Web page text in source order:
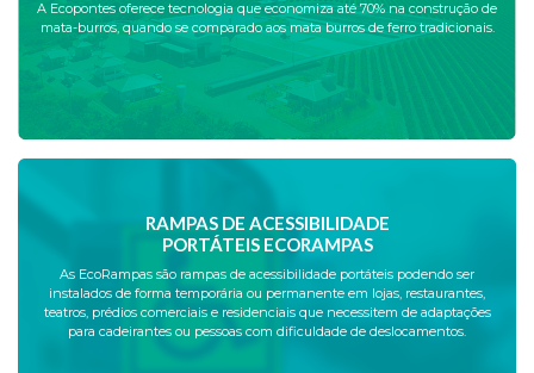
A Ecopontes oferece tecnologia que economiza até 70% na construção de
mata-burros, quando se comparado aos mata burros de ferro tradicionais.
RAMPAS DE ACESSIBILIDADE
PORTÁTEIS ECORAMPAS
As EcoRampas são rampas de acessibilidade portáteis podendo ser
instalados de forma temporária ou permanente em lojas, restaurantes,
teatros, prédios comerciais e residenciais que necessitem de adaptações
para cadeirantes ou pessoas com dificuldade de deslocamentos.